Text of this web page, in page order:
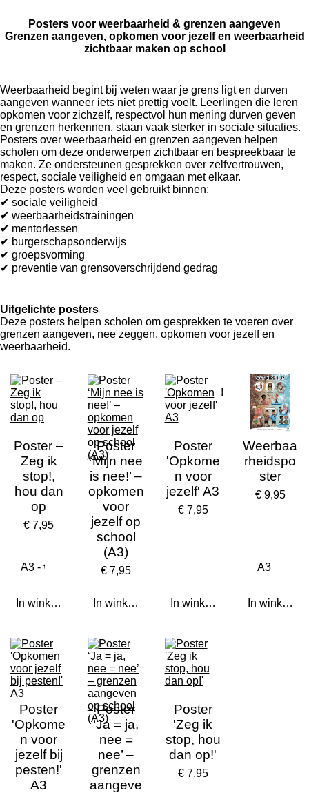
Posters voor weerbaarheid & grenzen aangeven
Grenzen aangeven, opkomen voor jezelf en weerbaarheid
zichtbaar maken op school
Weerbaarheid begint bij weten waar je grens ligt en durven
aangeven wanneer iets niet prettig voelt. Leerlingen die leren
opkomen voor zichzelf, respectvol hun mening durven geven
en grenzen herkennen, staan vaak sterker in sociale situaties.
Posters over weerbaarheid en grenzen aangeven helpen
scholen om deze onderwerpen zichtbaar en bespreekbaar te
maken. Ze ondersteunen gesprekken over zelfvertrouwen,
respect, sociale veiligheid en omgaan met elkaar.
Deze posters worden veel gebruikt binnen:
✔ sociale veiligheid
✔ weerbaarheidstrainingen
✔ mentorlessen
✔ burgerschapsonderwijs
✔ groepsvorming
✔ preventie van grensoverschrijdend gedrag
Uitgelichte posters
Deze posters helpen scholen om gesprekken te voeren over
grenzen aangeven, nee zeggen, opkomen voor jezelf en
weerbaarheid.
Poster –
Zeg ik
stop!,
hou dan
op
€ 7,95
In winkelwagen
Poster
‘Mijn nee
is nee!’ –
opkomen
voor
jezelf op
school
(A3)
€ 7,95
In winkelwagen
!
Poster
'Opkome
n voor
jezelf' A3
€ 7,95
In winkelwagen
Weerbaa
rheidspo
ster
€ 9,95
In
Poster
'Opkome
n voor
jezelf bij
pesten!'
A3
Poster
‘Ja = ja,
nee =
nee’ –
grenzen
aangeve
Poster
'Zeg ik
stop, hou
dan op!'
€ 7,95